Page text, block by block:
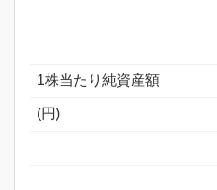
1株当たり純資産額
(円)